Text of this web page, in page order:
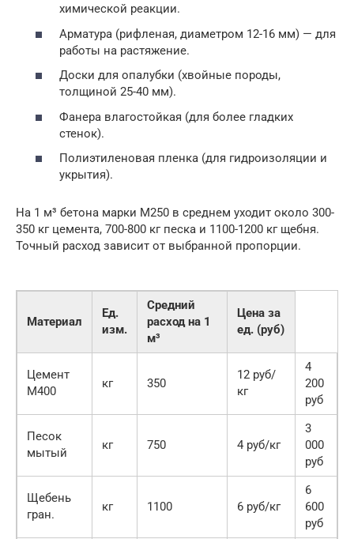
химической реакции.
Арматура (рифленая, диаметром 12-16 мм) — для
работы на растяжение.
Доски для опалубки (хвойные породы,
толщиной 25-40 мм).
Фанера влагостойкая (для более гладких
стенок).
Полиэтиленовая пленка (для гидроизоляции и
укрытия).
На 1 м³ бетона марки М250 в среднем уходит около 300-
350 кг цемента, 700-800 кг песка и 1100-1200 кг щебня.
Точный расход зависит от выбранной пропорции.
Материал
Ед.
изм.
Средний
расход на 1
м³
Цена за
ед. (руб)
Цемент
М400
кг 350
12 руб/
кг
4
200
руб
Песок
мытый
кг 750 4 руб/кг
3
000
руб
Щебень
гран.
кг 1100 6 руб/кг
6
600
руб